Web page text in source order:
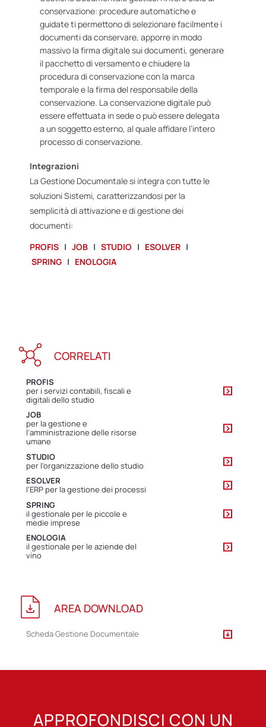
conservazione: procedure automatiche e
guidate ti permettono di selezionare facilmente i
documenti da conservare, apporre in modo
massivo la firma digitalesui documenti, generare
il pacchetto di versamento e chiudere la
procedura di conservazione con la marca
temporale e la firma del responsabile della
conservazione. La conservazione digitale può
essere effettuata in sedeo può esseredelegata
a un soggetto esterno, al quale affidare l’intero
processo di conservazione.
Integrazioni
La Gestione Documentale si integra con tutte le
soluzioni Sistemi, caratterizzandosi per la
semplicità di attivazione e di gestione dei
documenti:
PROFIS | JOB | STUDIO | ESOLVER |
SPRING | ENOLOGIA
CORRELATI
PROFIS
per i servizi contabili, fiscali e
digitali dello studio
JOB
per la gestione e
l'amministrazione delle risorse
umane
STUDIO
per l'organizzazione dello studio
ESOLVER
l'ERP per la gestione dei processi
SPRING
il gestionale per le piccole e
medie imprese
ENOLOGIA
il gestionale per le aziende del
vino
AREA DOWNLOAD
Scheda Gestione Documentale
APPROFONDISCI CON UN